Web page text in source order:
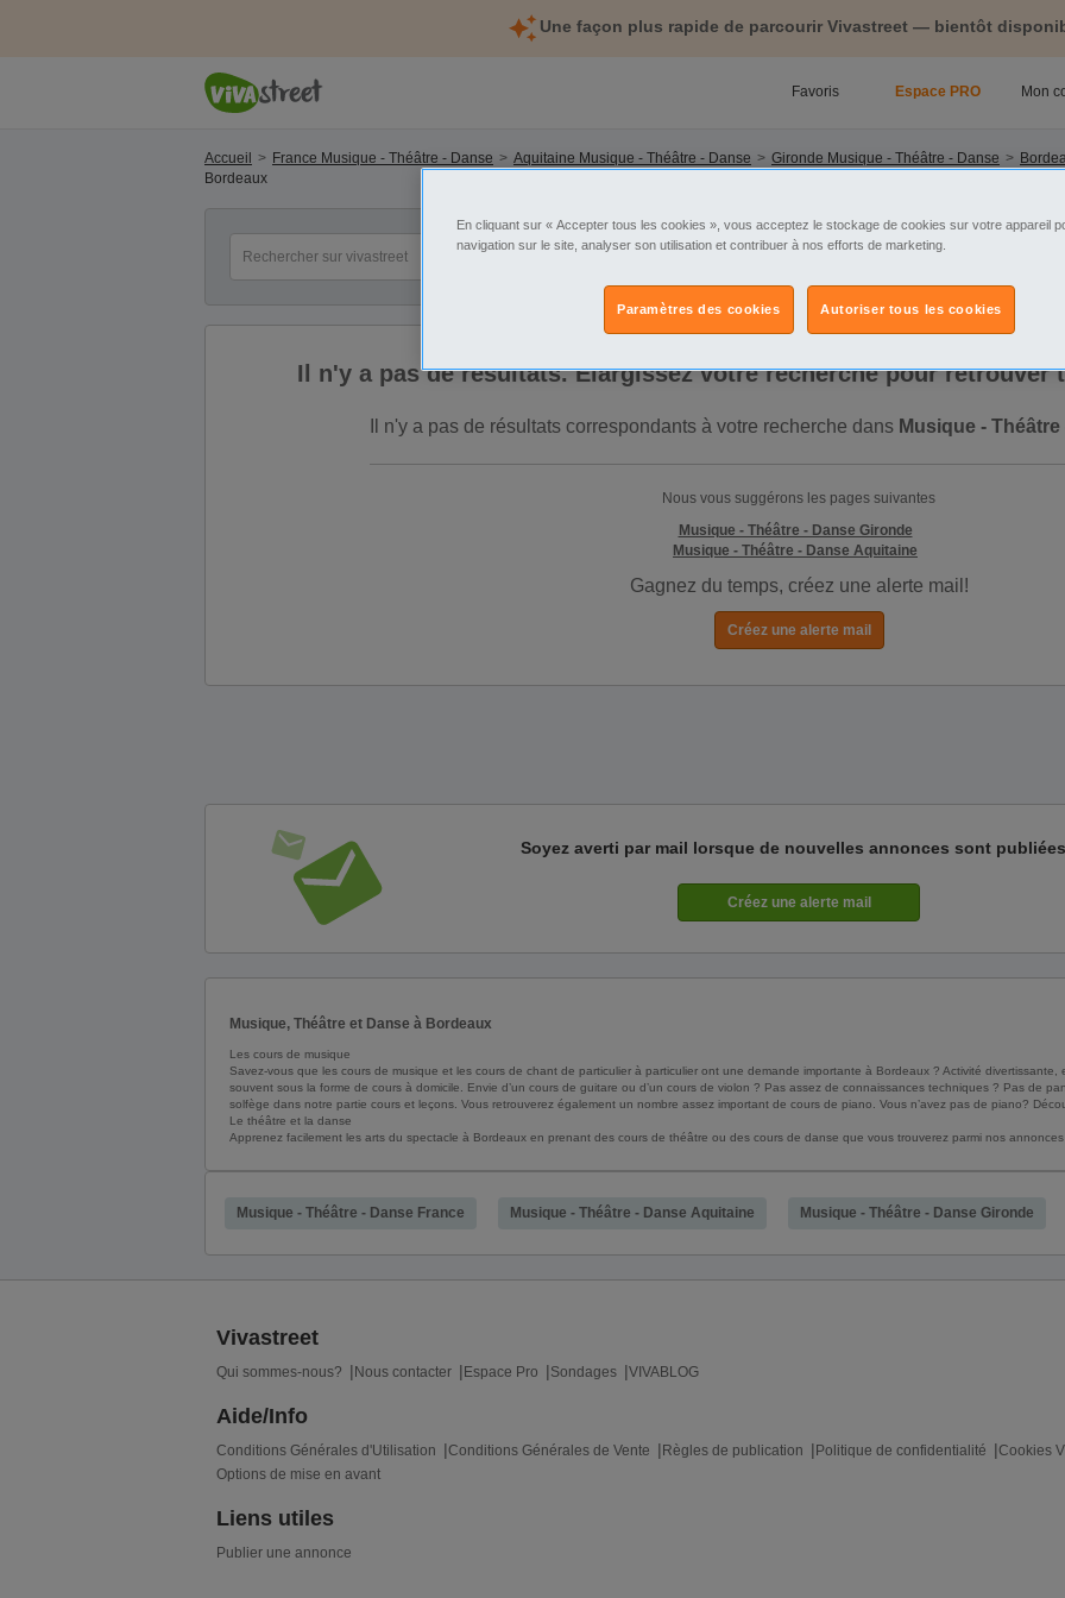
Une façon plus rapide de parcourir Vivastreet — bientôt
Favoris Espace PRO Mon
Accueil France Musique - Théâtre - Danse Aquitaine Musique - Théâtre - Danse Gironde Musique - Théâtre - Danse
Bordeaux
Catégorie Sélectionnez la localisation
Il n'y a pas de résultats. Élargissez votre recherche pour retrouver
Il n'y a pas de résultats correspondants à votre recherche dans Musique -
Nous vous suggérons les pages suivantes
Musique - Théâtre - Danse Gironde
Musique - Théâtre - Danse Aquitaine
Gagnez du temps, créez une alerte mail!
Soyez averti par mail lorsque de nouvelles annonces sont
Musique, Théâtre et Danse à Bordeaux
Les cours de musique
Savez-vous que les cours de musique et les cours de chant de particulier à particulier ont une demande importante à Bordeaux ? Activité
souvent sous la forme de cours à domicile. Envie d’un cours de guitare ou d’un cours de violon ? Pas assez de connaissances techniques ? Pas de
solfège dans notre partie cours et leçons. Vous retrouverez également un nombre assez important de cours de piano. Vous n’avez pas de piano?
Le théâtre et la danse
Apprenez facilement les arts du spectacle à Bordeaux en prenant des cours de théâtre ou des cours de danse que vous trouverez parmi nos
Musique - Théâtre - Danse France Musique - Théâtre - Danse Aquitaine Musique - Théâtre - Danse Gironde
Vivastreet
Qui sommes-nous? Nous contacter Espace Pro Sondages VIVABLOG
Aide/Info
Conditions Générales d'Utilisation Conditions Générales de Vente Règles de publication Politique de confidentialité Cookies
Options de mise en avant
Liens utiles
Publier une annonce
En cliquant sur « Accepter tous les cookies », vous acceptez le stockage de cookies sur votre appareil
navigation sur le site, analyser son utilisation et contribuer à nos efforts de marketing.
Autoriser tous les cookies
Paramètres des cookies